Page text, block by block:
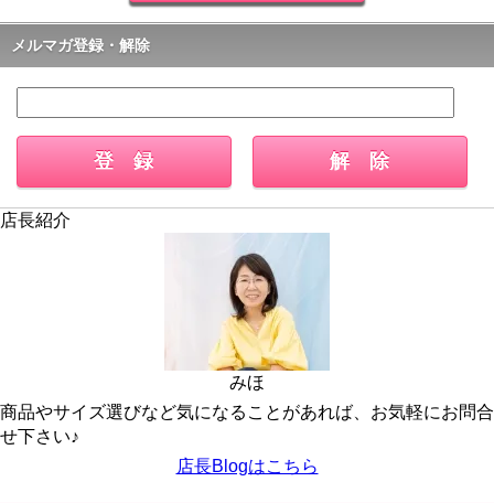
メルマガ登録・解除
店長紹介
みほ
商品やサイズ選びなど気になることがあれば、お気軽にお問合
せ下さい♪
店長Blogはこちら